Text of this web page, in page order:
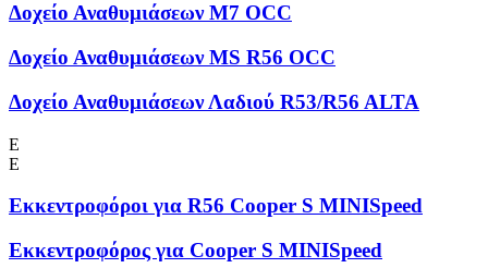
Δοχείο Αναθυμιάσεων M7 OCC
Δοχείο Αναθυμιάσεων MS R56 OCC
Δοχείο Αναθυμιάσεων Λαδιού R53/R56 ALTA
Ε
Ε
Εκκεντροφόροι για R56 Cooper S MINISpeed
Εκκεντροφόρος για Cooper S MINISpeed